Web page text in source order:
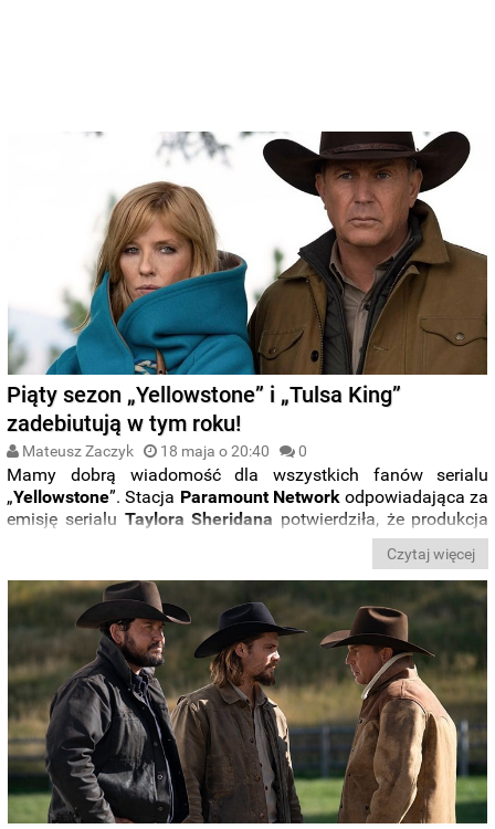
Piąty sezon „Yellowstone” i „Tulsa King”
zadebiutują w tym roku!
Mateusz Zaczyk 18 maja o 20:40 0
Mamy dobrą wiadomość dla wszystkich fanów serialu
„Yellowstone”. Stacja Paramount Networkodpowiadająca za
emisję serialu Taylora Sheridana potwierdziła, że produkcja
w tym roku. Kiedy
dokładnie możemy spodziewać się premiery piątej serii?
Czytaj więcej